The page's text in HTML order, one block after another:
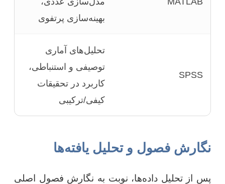
بهینه‌سازی پرتفوی
SPSS
تحلیل‌های آماری
توصیفی و استنباطی،
کاربرد در تحقیقات
کیفی/ترکیبی
نگارش فصول و تحلیل یافته‌ها
پس از تحلیل داده‌ها، نوبت به نگارش فصول اصلی